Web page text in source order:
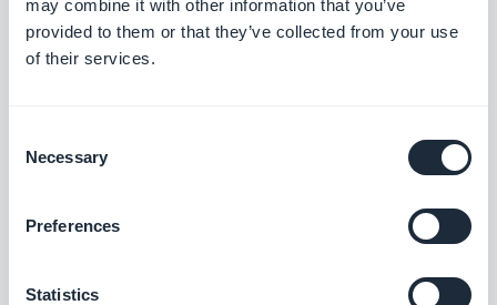
may combine it with other information that you’ve
provided to them or that they’ve collected from your use
of their services.
Selection
Necessary
Preferences
Statistics
Bancontact
Ofereça uma nova solução de pagamento
Ofereça uma nova solução de pagamento